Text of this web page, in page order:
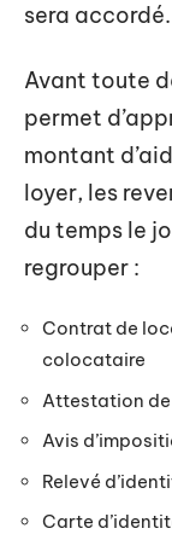
sera accordé.
Avant toute
permet
montant
loyer, les
du temps le
regrouper :
Contrat de
colocataire
Attestation
Avis
Relevé
Carte